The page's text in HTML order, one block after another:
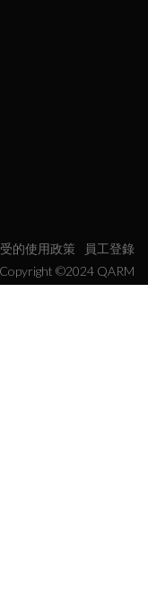
的使用政策
員工登錄
Copyright ©2024 QARM